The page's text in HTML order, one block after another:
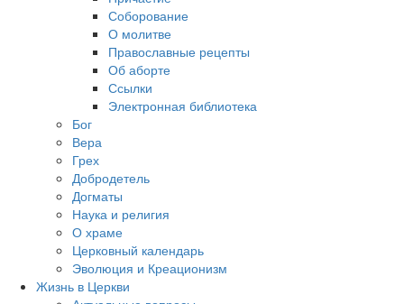
Соборование
О молитве
Православные рецепты
Об аборте
Ссылки
Электронная библиотека
Бог
Вера
Грех
Добродетель
Догматы
Наука и религия
О храме
Церковный календарь
Эволюция и Креационизм
Жизнь в Церкви